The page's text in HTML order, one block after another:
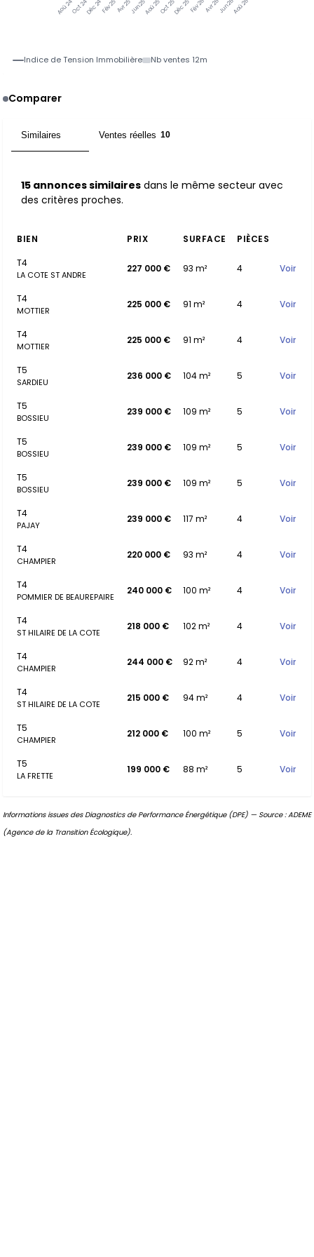
Aoû 24Oct 24Déc 24Fév 25Avr 25Jun 25Aoû 25Oct 25Déc 25Fév 26Avr 26Jun 26Aoû 26
Indice de Tension Immobilière Nb ventes 12m
Comparer
Similaires Ventes réelles 10
15 annonces similaires dans le même secteur avec
des critères proches.
BIEN PRIX SURFACE
PIÈCES
T4
LA COTE ST ANDRE
227 000 € 93 m² 4 Voir
T4
MOTTIER
225 000 € 91 m² 4 Voir
T4
MOTTIER
225 000 € 91 m² 4 Voir
T5
SARDIEU
236 000 € 104 m² 5 Voir
T5
BOSSIEU
239 000 € 109 m² 5 Voir
T5
BOSSIEU
239 000 € 109 m² 5 Voir
T5
BOSSIEU
239 000 € 109 m² 5 Voir
T4
PAJAY
239 000 € 117 m² 4 Voir
T4
CHAMPIER
220 000 € 93 m² 4 Voir
T4
POMMIER DE BEAUREPAIRE
240 000 € 100 m² 4 Voir
T4
ST HILAIRE DE LA COTE
218 000 € 102 m² 4 Voir
T4
CHAMPIER
244 000 € 92 m² 4 Voir
T4
ST HILAIRE DE LA COTE
215 000 € 94 m² 4 Voir
T5
CHAMPIER
212 000 € 100 m² 5 Voir
T5
LA FRETTE
199 000 € 88 m² 5 Voir
Informations issues des Diagnostics de Performance Énergétique (DPE) — Source : ADEME
(Agence de la Transition Écologique).